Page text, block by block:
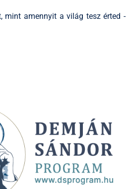
mint amennyit a világ tesz érted -